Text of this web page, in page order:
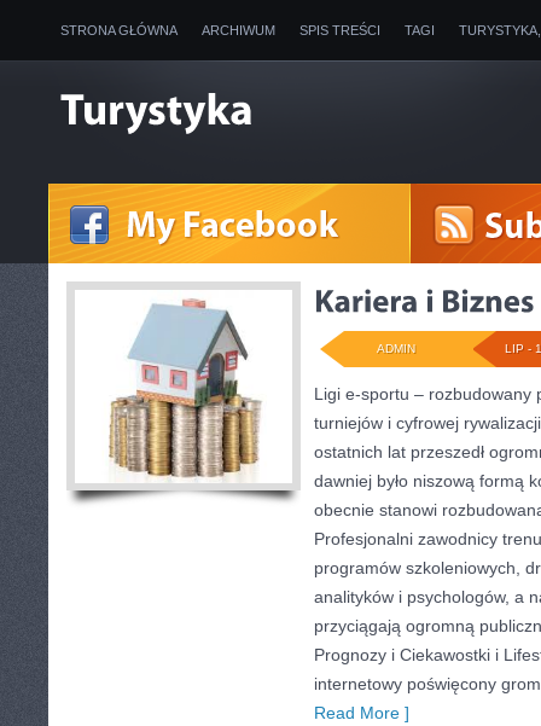
STRONA GŁÓWNA ARCHIWUM SPIS TREŚCI TAGI
LIP -
ADMIN
Ligi e-sportu – rozbudowany
turniejów i cyfrowej
ostatnich lat przeszedł
dawniej było niszową formą
obecnie stanowi
Profesjonalni zawodnicy
programów szkoleniowych,
analityków i psychologów, a
przyciągają ogromną
Prognozy i Ciekawostki i
internetowy poświęcony
Read More ]